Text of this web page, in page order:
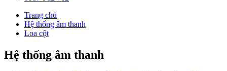
Trang chủ
Hệ thống âm thanh
Loa cột
Hệ thống âm thanh